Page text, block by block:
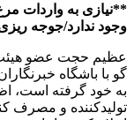
**نیازی به واردات
وجود ندارد/جوجه
عظیم حجت عضو هیئت
گو با باشگاه
به خود گرفته است،